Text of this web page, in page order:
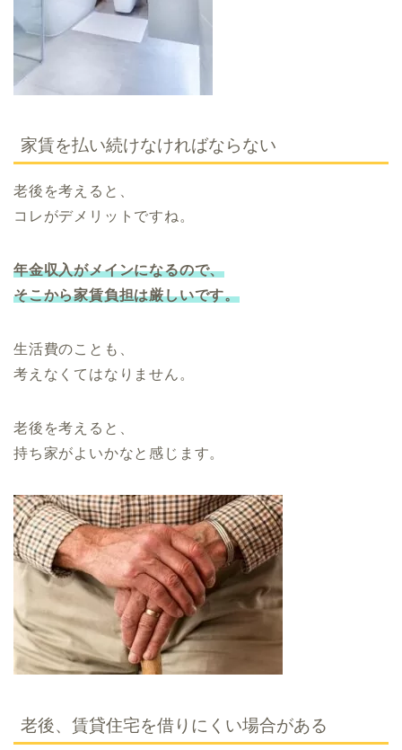
家賃を払い続けなければならない
老後を考えると、
コレがデメリットですね。
年金収入がメインになるので、
そこから家賃負担は厳しいです。
生活費のことも、
考えなくてはなりません。
老後を考えると、
持ち家がよいかなと感じます。
老後、賃貸住宅を借りにくい場合がある